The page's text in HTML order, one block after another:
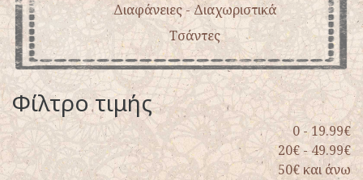
Διαφάνειες - Διαχωριστικά
Τσάντες
Φίλτρο τιμής
0 - 19.99€
20€ - 49.99€
50€ και άνω